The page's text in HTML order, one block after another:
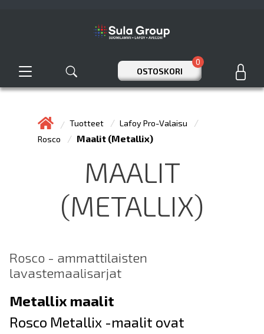
OSTOSKORI
0
Tuotteet
Lafoy Pro-Valaisu
Rosco
Maalit (Metallix)
MAALIT
(METALLIX)
Rosco - ammattilaisten
lavastemaalisarjat
Metallix maalit
Rosco Metallix -maalit ovat